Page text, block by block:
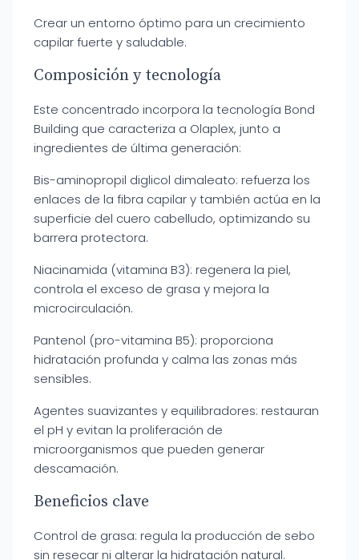
Crear un entorno óptimo para un crecimiento
capilar fuerte y saludable.
Composición y tecnología
Este concentrado incorpora la tecnología Bond
Building que caracteriza a Olaplex, junto a
ingredientes de última generación:
Bis-aminopropil diglicol dimaleato: refuerza los
enlaces de la fibra capilar y también actúa en la
superficie del cuero cabelludo, optimizando su
barrera protectora.
Niacinamida (vitamina B3): regenera la piel,
controla el exceso de grasa y mejora la
microcirculación.
Pantenol (pro-vitamina B5): proporciona
hidratación profunda y calma las zonas más
sensibles.
Agentes suavizantes y equilibradores: restauran
el pH y evitan la proliferación de
microorganismos que pueden generar
descamación.
Beneficios clave
Control de grasa: regula la producción de sebo
sin resecar ni alterar la hidratación natural.